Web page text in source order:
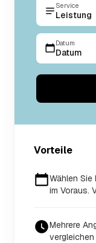
Service
Leistung
Datum
Datum
Vorteile
Wählen
im Voraus.
Mehrere
vergleichen